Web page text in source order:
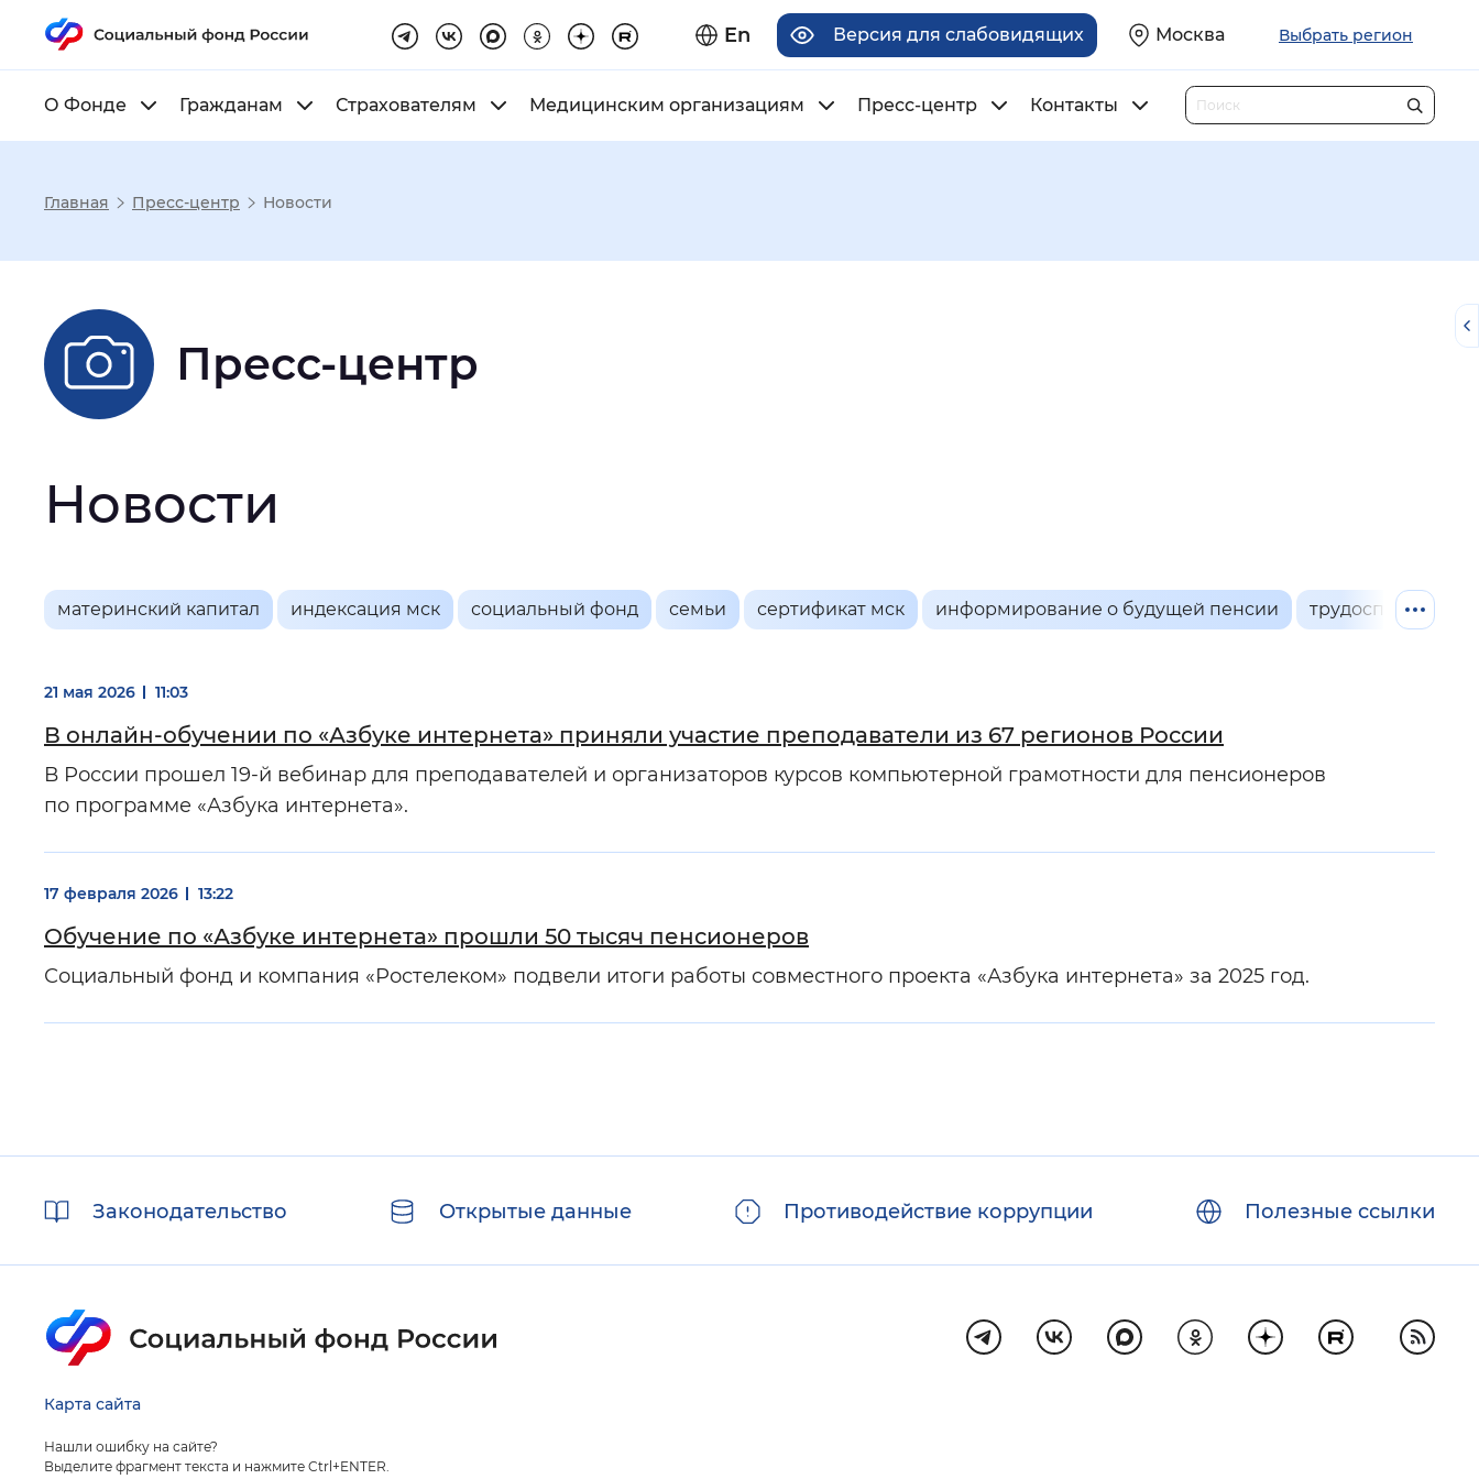
En Версия для слабовидящих Москва Выбрать регион
О Фонде Гражданам Страхователям Медицинским организациям Пресс-центр Контакты
Настройка режима отображения
Размер шрифта
Шрифт
Интервал между буквами
Цвет сайта: Монохромный Инверсивный монохромный Синий фон
Изображения
Звуковой ассистент: Воспроизвести Остановить Повторить
Вернуть стандартные настройки
Главная Пресс-центр Новости
Пресс-центр
Новости
Основная
информация
материнский капитал индексация мск социальный фонд семьи сертификат мск информирование о будущей пенсии трудоспособное
.
21 мая 2026 11:03
В онлайн-обучении по «Азбуке интернета» приняли участие преподаватели из 67 регионов России
В России прошел 19-й вебинар для преподавателей и организаторов курсов компьютерной грамотности для пенсионеров
по программе «Азбука интернета».
17 февраля 2026 13:22
Обучение по «Азбуке интернета» прошли 50 тысяч пенсионеров
Социальный фонд и компания «Ростелеком» подвели итоги работы совместного проекта «Азбука интернета» за 2025 год.
ссылкиЗаконодательство Открытые данные Противодействие коррупции Полезные ссылки
Карта сайта
Нашли ошибку на сайте?
Выделите фрагмент текста и нажмите Ctrl+ENTER.